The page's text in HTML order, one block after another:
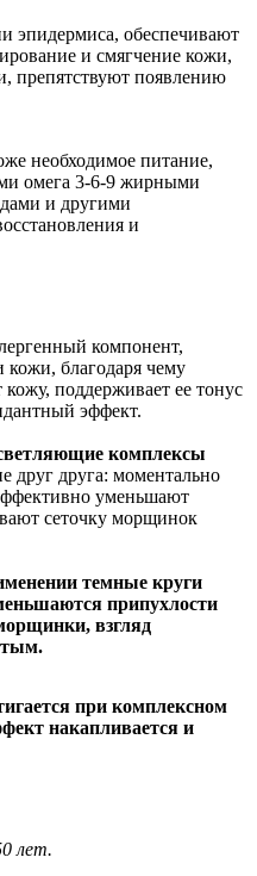
эпидермиса, обеспечивают
и смягчение кожи,
препятствуют появлению
необходимое питание,
омега 3-6-9 жирными
и другими
и
компонент,
кожи, благодаря чему
поддерживает ее тонус
эффект.
комплексы
друг друга: моментально
уменьшают
сеточку морщинок
темные круги
припухлости
взгляд
при комплексном
накапливается и
лет.